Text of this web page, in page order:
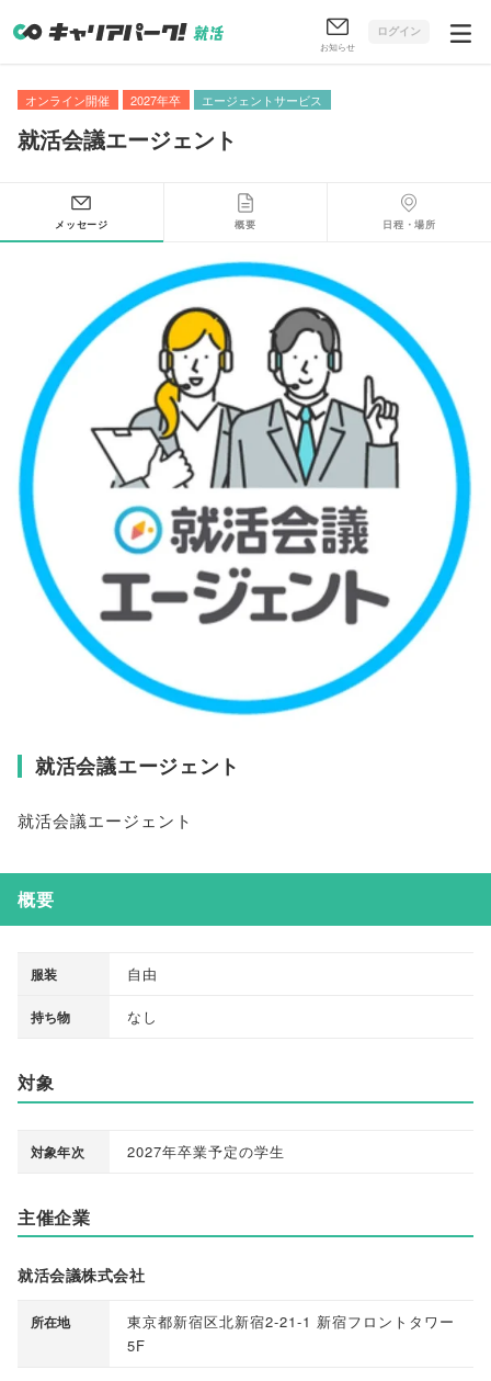
お知らせ
ログイン
オンライン開催 2027年卒 エージェントサービス
就活会議エージェント
メッセージ 概要 日程・場所
就活会議エージェント
就活会議エージェント
概要
服装 自由
持ち物 なし
対象
対象年次 2027年卒業予定の学生
主催企業
就活会議株式会社
所在地
東京都新宿区北新宿2-21-1 新宿フロントタワー
5F